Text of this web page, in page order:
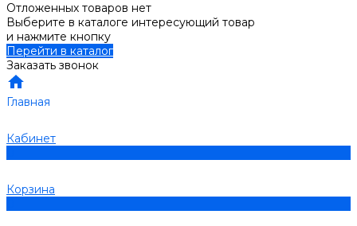
Отложенных товаров нет
Выберите в каталоге интересующий товар
и нажмите кнопку
Перейти в каталог
Заказать звонок
Главная
Кабинет
Корзина